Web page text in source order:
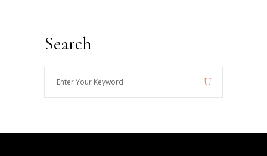
Search